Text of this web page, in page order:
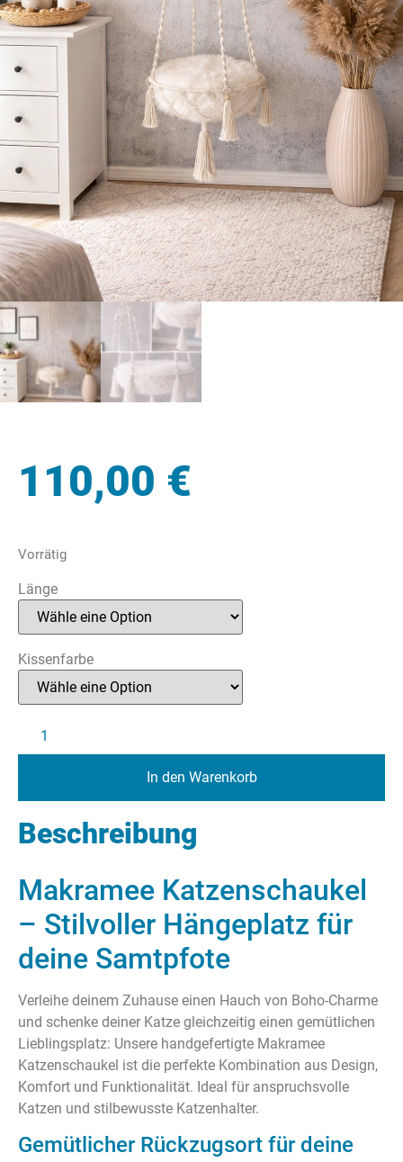
110,00 €
Vorrätig
Länge
Kissenfarbe
In den Warenkorb
Beschreibung
Makramee Katzenschaukel
– Stilvoller Hängeplatz für
deine Samtpfote
Verleihe deinem Zuhause einen Hauch von Boho-Charme
und schenke deiner Katze gleichzeitig einen gemütlichen
Lieblingsplatz: Unsere handgefertigte Makramee
Katzenschaukel ist die perfekte Kombination aus Design,
Komfort und Funktionalität. Ideal für anspruchsvolle
Katzen und stilbewusste Katzenhalter.
Gemütlicher Rückzugsort für deine